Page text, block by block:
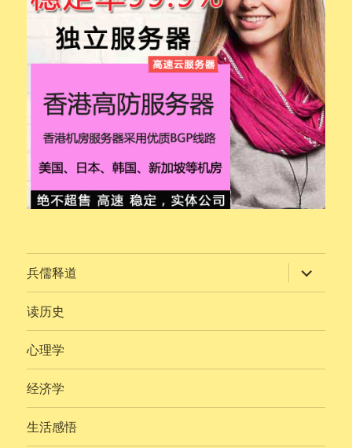
兵儒释道 展
开
子
读历史
心理学
经济学
生活感悟